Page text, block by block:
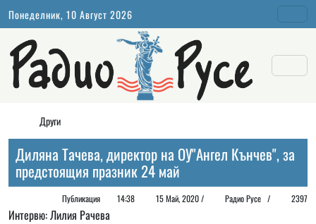
Понеделник, 10 Август 2026
Други
Диляна Тачева, директор на ОУ"Ангел Кънчев", за
предстоящия празник 24 май
Публикация 14:38 15 Май, 2020 / Радио Русе / 2397
Интервю: Лилия Рачева